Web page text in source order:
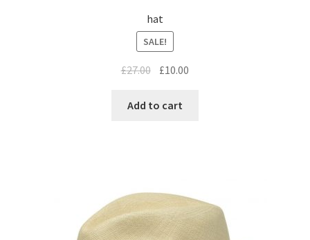
hat
SALE!
£27.00 £10.00
Add to cart